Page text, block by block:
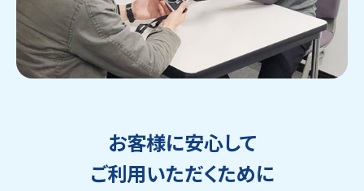
お客様に安心して
ご利用いただくために